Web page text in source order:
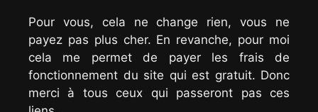
Pour vous, cela ne change rien, vous ne
payez pas plus cher. En revanche, pour moi
cela me permet de payer les frais de
fonctionnement du site qui est gratuit. Donc
merci à tous ceux qui passeront pas ces